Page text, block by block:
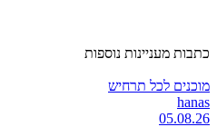
כתבות מעניינות נוספות
מוכנים לכל תרחיש
hanas
05.08.26